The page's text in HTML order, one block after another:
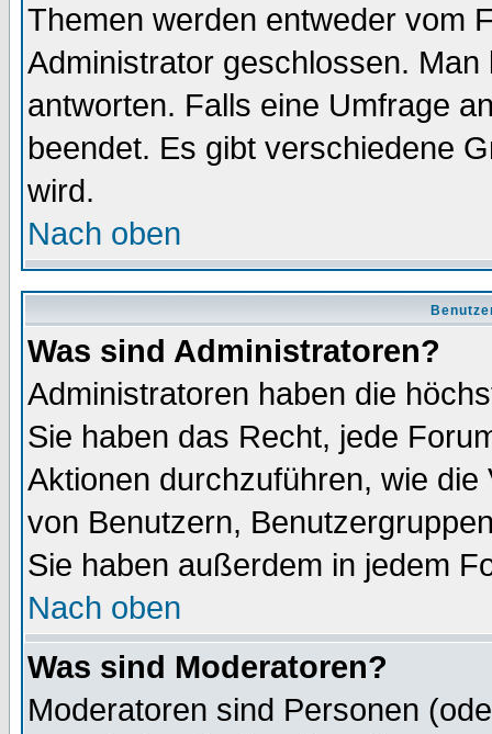
Themen werden entweder vom
Administrator geschlossen.
antworten. Falls eine Umfrage
beendet. Es gibt verschiedene
wird.
Nach oben
Was sind Administratoren?
Administratoren haben die
Sie haben das Recht, jede
Aktionen durchzuführen, wie
von Benutzern,
Sie haben außerdem in jedem
Nach oben
Was sind Moderatoren?
Moderatoren sind Personen